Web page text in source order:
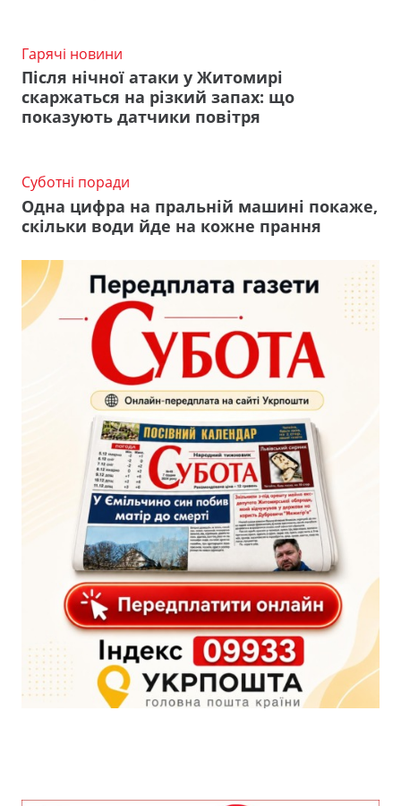
Гарячі новини
Після нічної атаки у Житомирі
скаржаться на різкий запах: що
показують датчики повітря
Суботні поради
Одна цифра на пральній машині покаже,
скільки води йде на кожне прання